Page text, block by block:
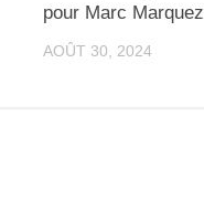
pour Marc Marquez
AOÛT 30, 2024